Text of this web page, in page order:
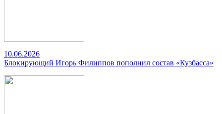
10.06.2026
Блокирующий Игорь Филиппов пополнил состав «Кузбасса»